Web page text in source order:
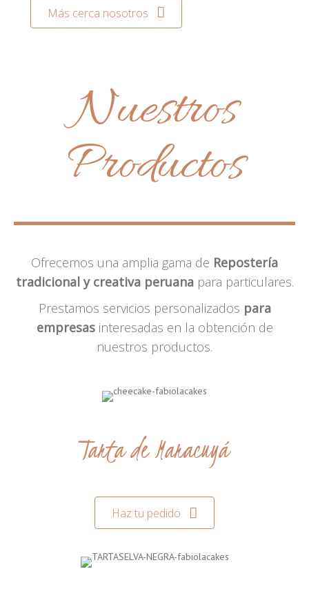
Más cerca nosotros
Nuestros
Productos
Ofrecemos una amplia gama de Repostería
tradicional y creativa peruanapara particulares.
Prestamos servicios personalizados para
empresasinteresadas en la obtención de
nuestros productos.
Tarta de Maracuyá
Haz tu pedido